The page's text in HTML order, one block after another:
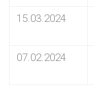
15.03.2024
07.02.2024